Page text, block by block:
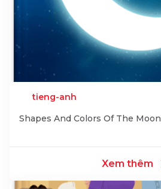
tieng-anh
Shapes And Colors Of The Moon
Xem thêm